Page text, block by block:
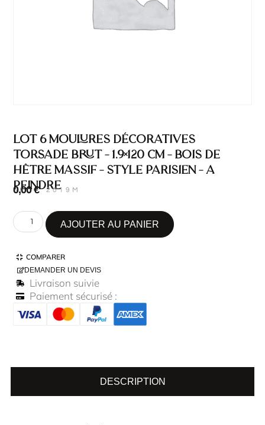
Lot 6 Moulures Décoratives
Torsade Brut – 1.9×120 cm – Bois de
hêtre massif – Style Parisien – A
peindre
SKU : 2019M
0,00€
AJOUTER AU PANIER
COMPARER
DEMANDER UN DEVIS
Livraison suivie
Paiement sécurisé :
DESCRIPTION